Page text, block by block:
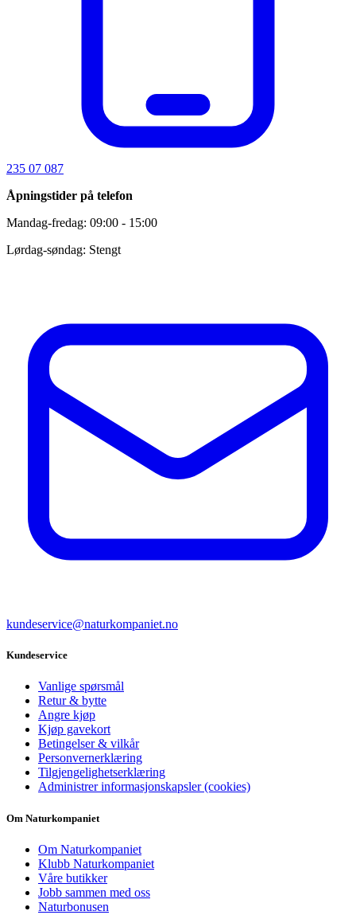
235 07 087
Åpningstider på telefon
Mandag-fredag: 09:00 - 15:00
Lørdag-søndag: Stengt
kundeservice@naturkompaniet.no
Kundeservice
Vanlige spørsmål
Retur & bytte
Angre kjøp
Kjøp gavekort
Betingelser & vilkår
Personvernerklæring
Tilgjengelighetserklæring
Administrer informasjonskapsler (cookies)
Om Naturkompaniet
Om Naturkompaniet
Klubb Naturkompaniet
Våre butikker
Jobb sammen med oss
Naturbonusen